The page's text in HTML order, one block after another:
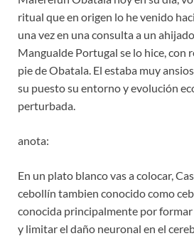
ritual que en origen lo he venido
una vez en una consulta a un
Mangualde Portugal se lo hice, con
pie de Obatala. El estaba muy
su puesto su entorno y evolución
perturbada.
anota:
En un plato blanco vas a colocar,
cebollín tambien conocido como
conocida principalmente por
y limitar el daño neuronal en el